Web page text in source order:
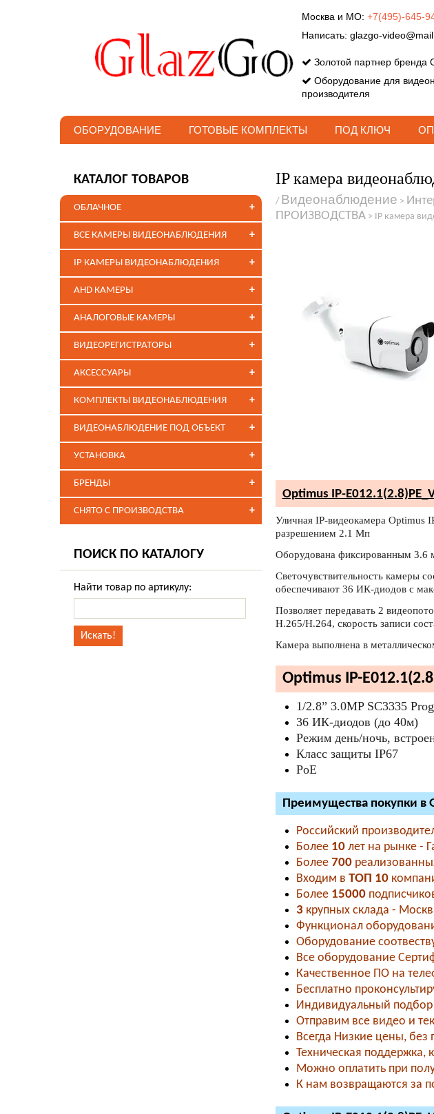
Москва и МО: +7(495)-645-
Написать: glazgo-
Золотой партнер бренда
Оборудование для
производителя
ОБОРУДОВАНИЕ ГОТОВЫЕ КОМПЛЕКТЫ ПОД КЛЮЧ
IP камера
/ Видеонаблюдение >
ПРОИЗВОДСТВА> IP камера
Optimus IP-
Уличная IP-видеокамера Optimus
разрешением 2.1 Мп
Оборудована фиксированным
Светочувствительность камеры
обеспечивают 36 ИК-диодов с
Позволяет передавать 2
H.265/H.264, скорость записи
Камера выполнена в
Optimus IP-
1/2.8” 3.0MP SC3335
36 ИК-диодов (до 40м)
Режим день/ночь,
Класс защиты IР67
PoE
Преимущества покупки в
Российский
Более10лет на рынке -
Более 700
Входим в ТОП 10
Более 15000
3 крупных склада -
Функционал
Оборудование
Все оборудование
Качественное ПО на
Бесплатно
Индивидуальный
Отправим все видео и
Всегда Низкие цены,
Техническая
Можно оплатить при
К нам возвращаются за
КАТАЛОГ ТОВАРОВ
+
ОБЛАЧНОЕ
+
ВСЕ КАМЕРЫ ВИДЕОНАБЛЮДЕНИЯ
+
IP КАМЕРЫ ВИДЕОНАБЛЮДЕНИЯ
+
AHD КАМЕРЫ
+
АНАЛОГОВЫЕ КАМЕРЫ
+
ВИДЕОРЕГИСТРАТОРЫ
+
АКСЕССУАРЫ
+
КОМПЛЕКТЫ ВИДЕОНАБЛЮДЕНИЯ
+
ВИДЕОНАБЛЮДЕНИЕ ПОД ОБЪЕКТ
+
УСТАНОВКА
+
БРЕНДЫ
+
СНЯТО С ПРОИЗВОДСТВА
ПОИСК ПО КАТАЛОГУ
Найти товар по артикулу: